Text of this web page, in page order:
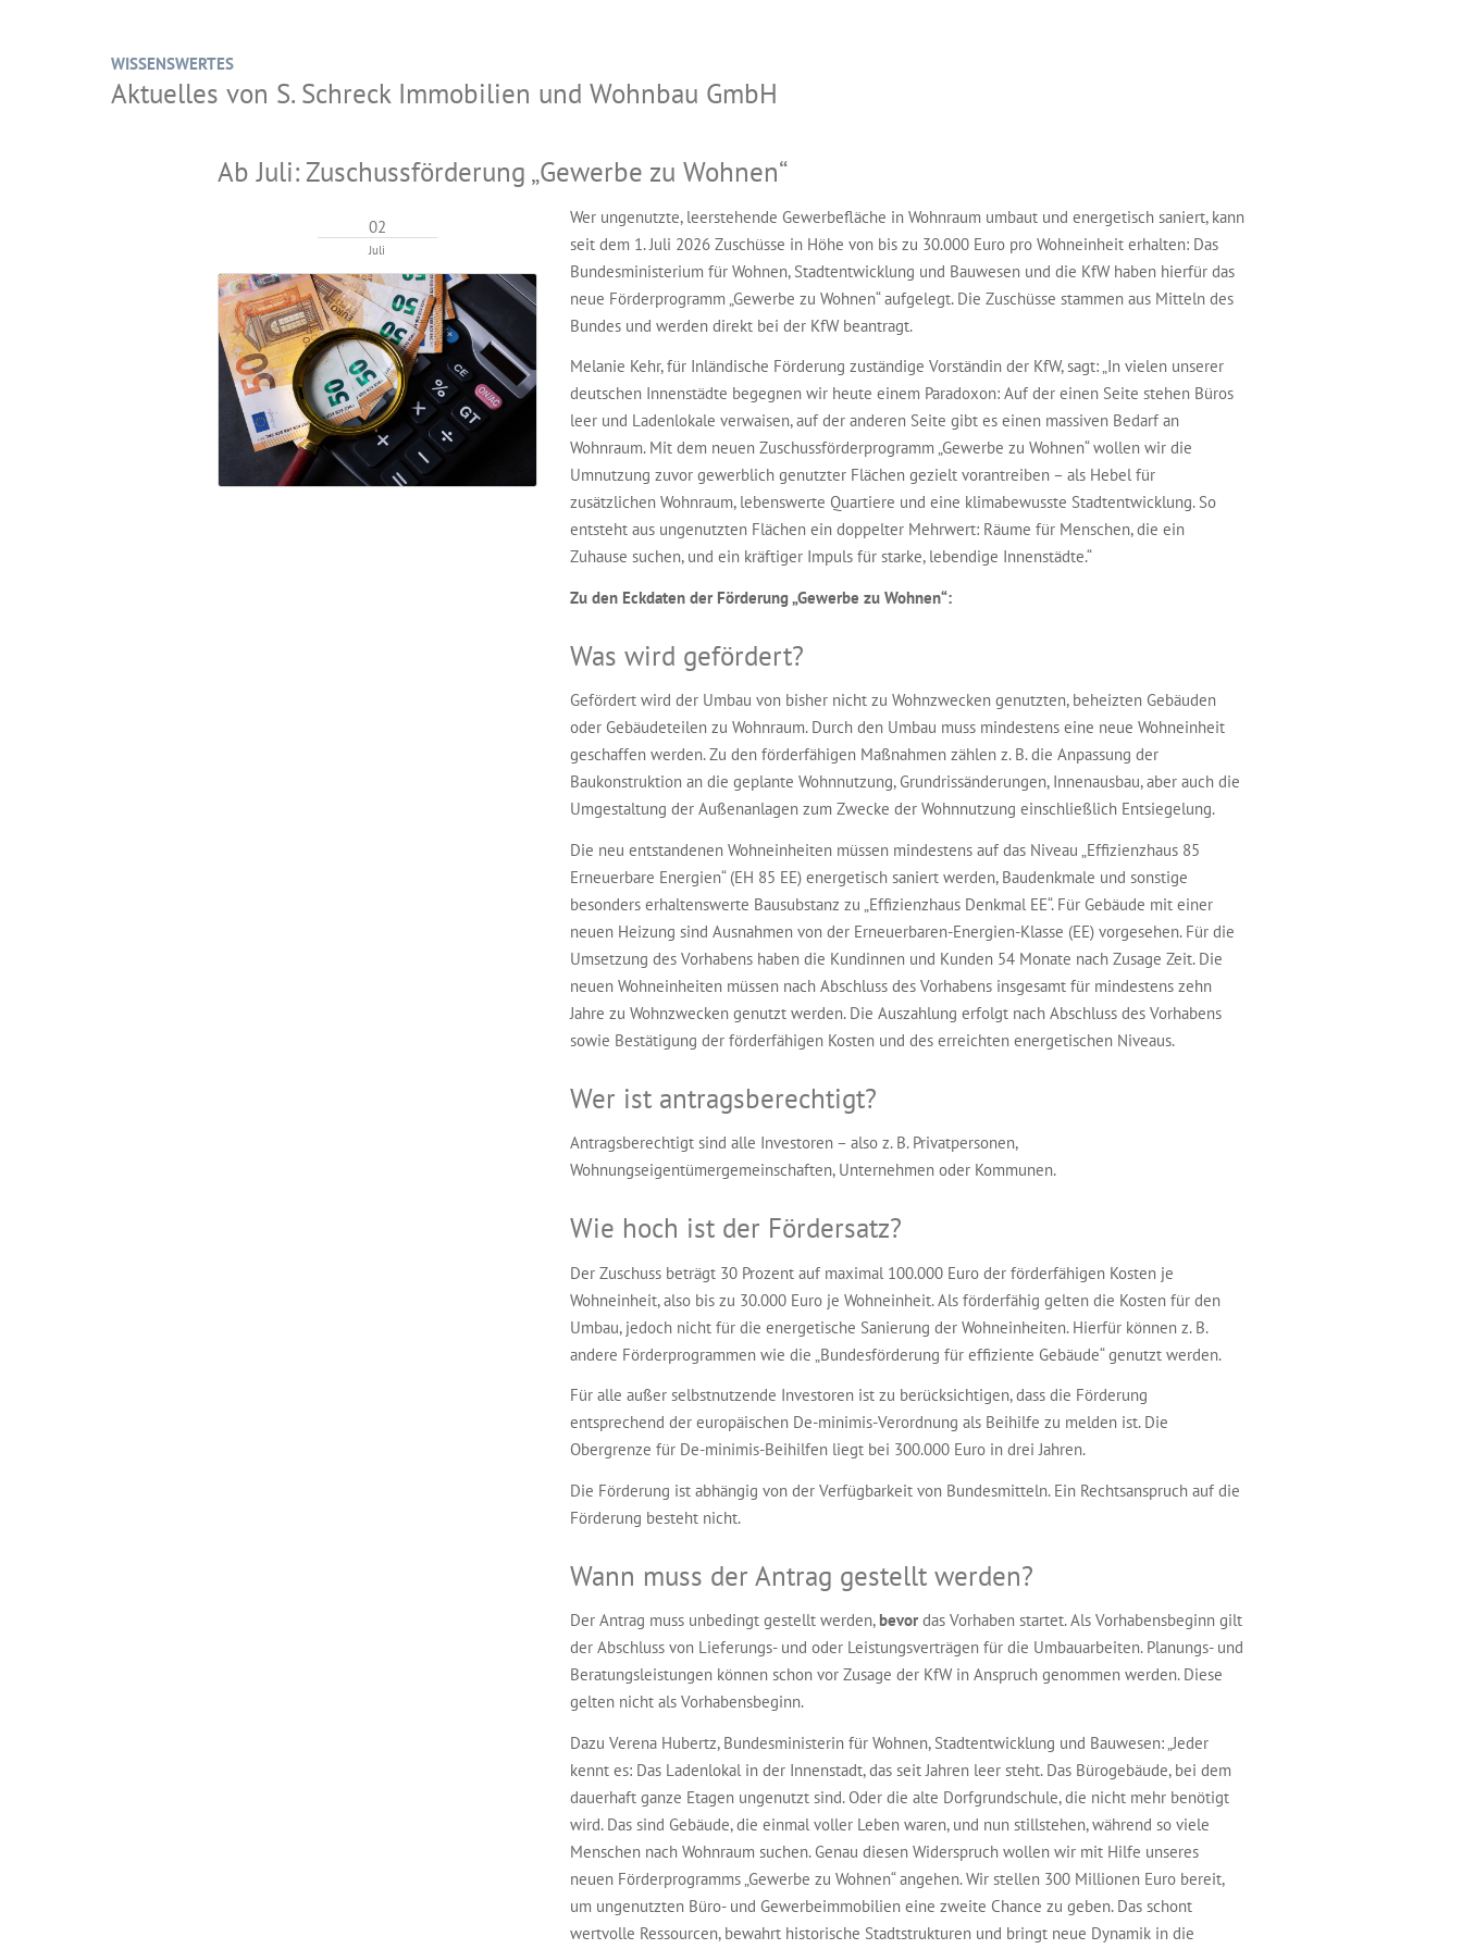
WISSENSWERTES
Aktuelles von S. Schreck Immobilien und Wohnbau GmbH
Ab Juli: Zuschussförderung „Gewerbe zu Wohnen“
02
Juli
Wer ungenutzte, leerstehende Gewerbefläche in Wohnraum umbaut und energetisch saniert, kann
seit dem 1. Juli 2026 Zuschüsse in Höhe von bis zu 30.000 Euro pro Wohneinheit erhalten: Das
Bundesministerium für Wohnen, Stadtentwicklung und Bauwesen und die KfW haben hierfür das
neue Förderprogramm „Gewerbe zu Wohnen“ aufgelegt. Die Zuschüsse stammen aus Mitteln des
Bundes und werden direkt bei der KfW beantragt.
Melanie Kehr, für Inländische Förderung zuständige Vorständin der KfW, sagt: „In vielen unserer
deutschen Innenstädte begegnen wir heute einem Paradoxon: Auf der einen Seite stehen Büros
leer und Ladenlokale verwaisen, auf der anderen Seite gibt es einen massiven Bedarf an
Wohnraum. Mit dem neuen Zuschussförderprogramm „Gewerbe zu Wohnen“ wollen wir die
Umnutzung zuvor gewerblich genutzter Flächen gezielt vorantreiben – als Hebel für
zusätzlichen Wohnraum, lebenswerte Quartiere und eine klimabewusste Stadtentwicklung. So
entsteht aus ungenutzten Flächen ein doppelter Mehrwert: Räume für Menschen, die ein
Zuhause suchen, und ein kräftiger Impuls für starke, lebendige Innenstädte.“
Zu den Eckdaten der Förderung „Gewerbe zu Wohnen“:
Was wird gefördert?
Gefördert wird der Umbau von bisher nicht zu Wohnzwecken genutzten, beheizten Gebäuden
oder Gebäudeteilen zu Wohnraum. Durch den Umbau muss mindestens eine neue Wohneinheit
geschaffen werden. Zu den förderfähigen Maßnahmen zählen z. B. die Anpassung der
Baukonstruktion an die geplante Wohnnutzung, Grundrissänderungen, Innenausbau, aber auch die
Umgestaltung der Außenanlagen zum Zwecke der Wohnnutzung einschließlich Entsiegelung.
Die neu entstandenen Wohneinheiten müssen mindestens auf das Niveau „Effizienzhaus 85
Erneuerbare Energien“ (EH 85 EE) energetisch saniert werden, Baudenkmale und sonstige
besonders erhaltenswerte Bausubstanz zu „Effizienzhaus Denkmal EE“. Für Gebäude mit einer
neuen Heizung sind Ausnahmen von der Erneuerbaren-Energien-Klasse (EE) vorgesehen. Für die
Umsetzung des Vorhabens haben die Kundinnen und Kunden 54 Monate nach Zusage Zeit. Die
neuen Wohn­einheiten müssen nach Abschluss des Vorhabens insgesamt für mindestens zehn
Jahre zu Wohn­­zwecken genutzt werden. Die Auszahlung erfolgt nach Abschluss des Vorhabens
sowie Bestätigung der förderfähigen Kosten und des erreichten energetischen Niveaus.
Wer ist antragsberechtigt?
Antragsberechtigt sind alle Investoren – also z. B. Privatpersonen,
Wohnungseigentümergemeinschaften, Unternehmen oder Kommunen.
Wie hoch ist der Fördersatz?
Der Zuschuss beträgt 30 Prozent auf maximal 100.000 Euro der förderfähigen Kosten je
Wohneinheit, also bis zu 30.000 Euro je Wohneinheit. Als förderfähig gelten die Kosten für den
Umbau, jedoch nicht für die energetische Sanierung der Wohneinheiten. Hierfür können z. B.
andere Förderprogrammen wie die „Bundesförderung für effiziente Gebäude“ genutzt werden.
Für alle außer selbstnutzende Investoren ist zu berücksichtigen, dass die Förderung
entsprechend der europäischen De-minimis-Verordnung als Beihilfe zu melden ist. Die
Obergrenze für De-minimis-Beihilfen liegt bei 300.000 Euro in drei Jahren.
Die Förderung ist abhängig von der Verfügbarkeit von Bundesmitteln. Ein Rechtsanspruch auf die
Förderung besteht nicht.
Wann muss der Antrag gestellt werden?
Der Antrag muss unbedingt gestellt werden, bevordas Vorhaben startet. Als Vorhabens­beginn gilt
der Abschluss von Lieferungs- und oder Leistungs­verträgen für die Umbau­arbeiten. Planungs- und
Beratungs­leistungen können schon vor Zusage der KfW in Anspruch genommen werden. Diese
gelten nicht als Vorhabensbeginn.
Dazu Verena Hubertz, Bundesministerin für Wohnen, Stadtentwicklung und Bauwesen: „Jeder
kennt es: Das Ladenlokal in der Innenstadt, das seit Jahren leer steht. Das Bürogebäude, bei dem
dauerhaft ganze Etagen ungenutzt sind. Oder die alte Dorfgrundschule, die nicht mehr benötigt
wird. Das sind Gebäude, die einmal voller Leben waren, und nun stillstehen, während so viele
Menschen nach Wohnraum suchen. Genau diesen Widerspruch wollen wir mit Hilfe unseres
neuen Förderprogramms „Gewerbe zu Wohnen“ angehen. Wir stellen 300 Millionen Euro bereit,
um ungenutzten Büro- und Gewerbeimmobilien eine zweite Chance zu geben. Das schont
wertvolle Ressourcen, bewahrt historische Stadtstrukturen und bringt neue Dynamik in die